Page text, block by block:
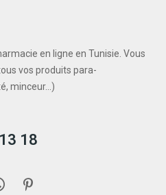
en ligne en Tunisie. Vous
vos produits para-
minceur...)
18